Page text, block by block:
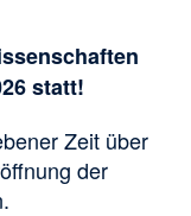
statt!
Zeit über
der